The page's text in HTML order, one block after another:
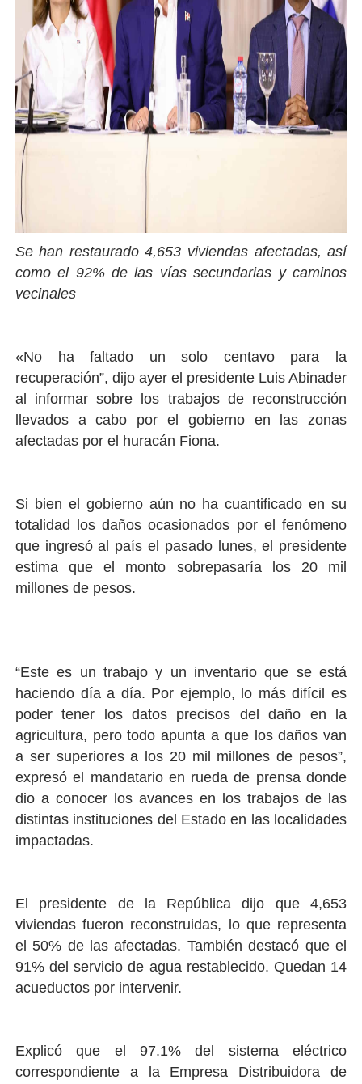
Se han restaurado 4,653 viviendas afectadas, así
como el 92% de las vías secundarias y caminos
vecinales
«No ha faltado un solo centavo para la
recuperación”, dijo ayer el presidente Luis Abinader
al informar sobre los trabajos de reconstrucción
llevados a cabo por el gobierno en las zonas
afectadas por el huracán Fiona.
Si bien el gobierno aún no ha cuantificado en su
totalidad los daños ocasionados por el fenómeno
que ingresó al país el pasado lunes, el presidente
estima que el monto sobrepasaría los 20 mil
millones de pesos.
“Este es un trabajo y un inventario que se está
haciendo día a día. Por ejemplo, lo más difícil es
poder tener los datos precisos del daño en la
agricultura, pero todo apunta a que los daños van
a ser superiores a los 20 mil millones de pesos”,
expresó el mandatario en rueda de prensa donde
dio a conocer los avances en los trabajos de las
distintas instituciones del Estado en las localidades
impactadas.
El presidente de la República dijo que 4,653
viviendas fueron reconstruidas, lo que representa
el 50% de las afectadas. También destacó que el
91% del servicio de agua restablecido. Quedan 14
acueductos por intervenir.
Explicó que el 97.1% del sistema eléctrico
correspondiente a la Empresa Distribuidora de